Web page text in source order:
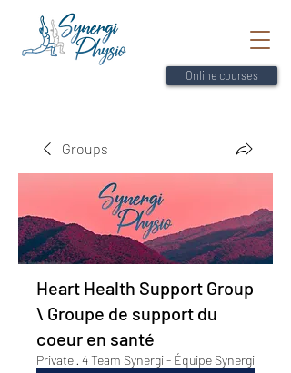
Online courses
Groups
Heart Health Support Group
\ Groupe de support du
coeur en santé
Private · 4 Team Synergi - Équipe Synergi